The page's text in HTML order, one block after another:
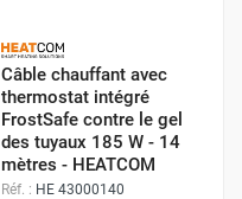
Câble chauffant avec
thermostat intégré
FrostSafe contre le gel
des tuyaux 185 W - 14
mètres - HEATCOM
Réf. : HE 43000140